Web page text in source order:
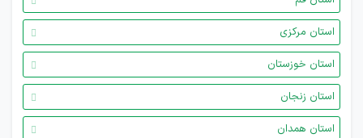
استان مرکزی
استان خوزستان
استان زنجان
استان همدان